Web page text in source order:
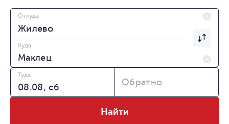
Откуда
Куда
Туда
Обратно
Найти